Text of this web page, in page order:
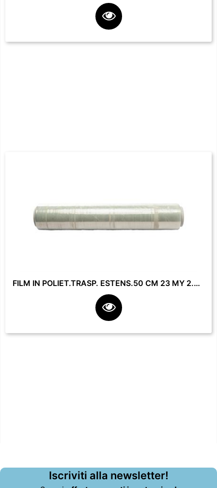
FILM IN POLIET.TRASP. ESTENS.50 CM 23 MY 2.2 KG **
Iscriviti alla newsletter!